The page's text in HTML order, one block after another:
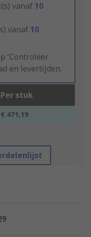
vanaf 10
vanaf 10
'Controleer
en levertijden.
Per stuk
€ 471,19